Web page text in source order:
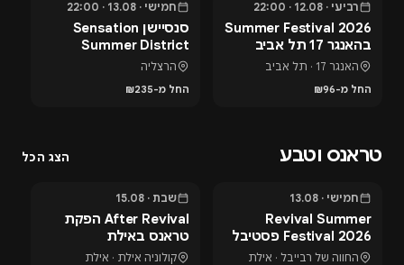
בעוד 3 ימיםרביעי · 12.08 · 22:00
Summer Festival 2026
בהאנגר 17 תל אביב
האנגר 17 · תל אביב
החל מ-₪96
בעוד 4 ימיםחמישי · 13.08 · 22:00
סנסיישן Sensation
Summer District
בהרצליה פיתוח -
הרצליה
החל מ-₪235
טראנס וטבע הצג הכל
בעוד 4 ימיםחמישי · 13.08
Revival Summer
Festival 2026 פסטיבל
טראנס באילת
החווה של רבייבל · אילת
בעוד 6 ימיםשבת · 15.08
After Revival הפקת
טראנס באילת
קולוניה אילת · אילת